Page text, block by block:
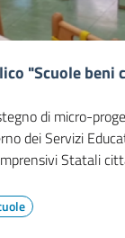
"Scuole beni
di micro-
dei Servizi
Statali